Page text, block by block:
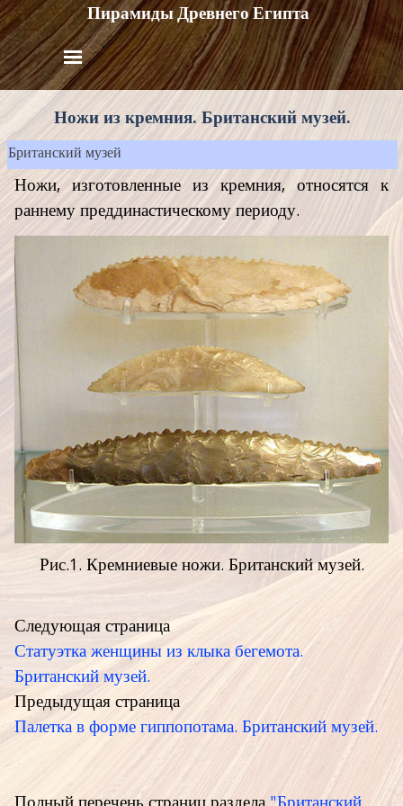
Пирамиды Древнего Египта
Ножи из кремния. Британский музей.
Британский музей
Ножи, изготовленные из кремния, относятся к
раннему преддинастическому периоду.
Рис.1. Кремниевые ножи. Британский музей.
Следующая страница
Статуэтка женщины из клыка бегемота.
Британский музей.
Предыдущая страница
Палетка в форме гиппопотама. Британский музей.